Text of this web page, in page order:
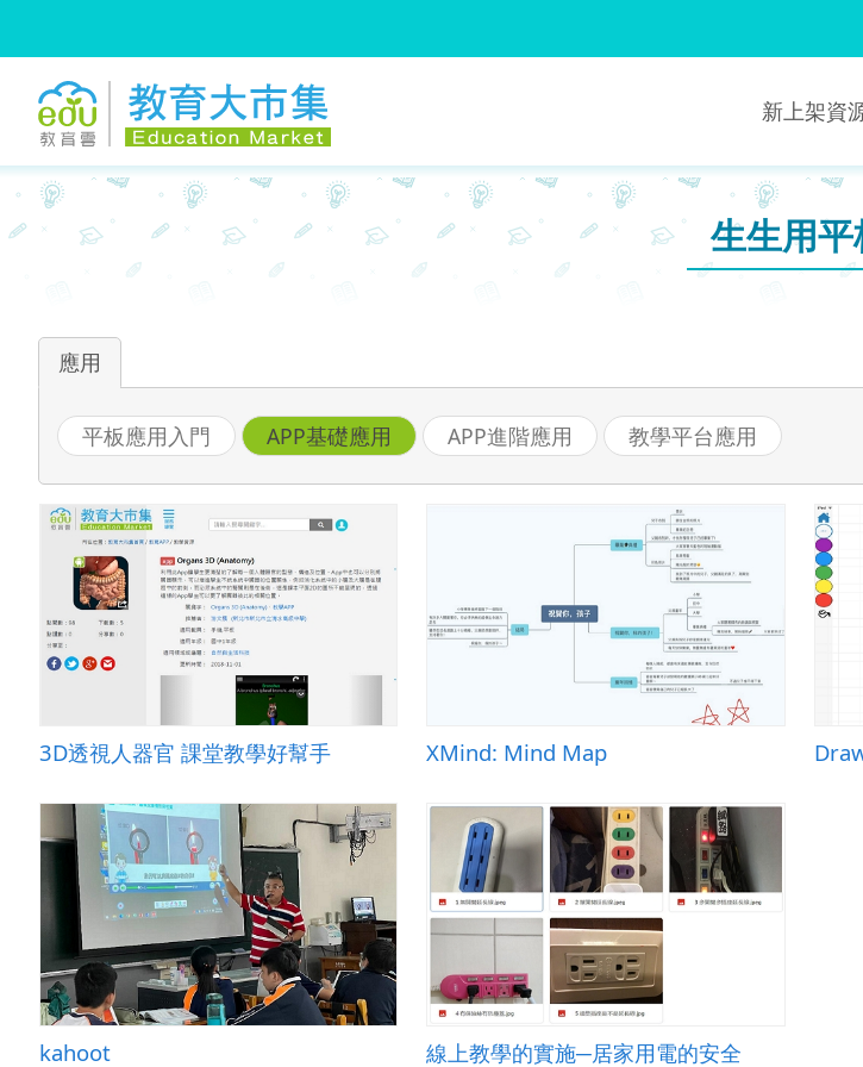
新上架資
生生用平
應用
平板應用入門 APP基礎應用 APP進階應用 教學平台應用
3D透視人器官 課堂教學好幫手 XMind: Mind Map
kahoot 線上教學的實施─居家用電的安全